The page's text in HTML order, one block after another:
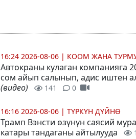
16:24 2026-08-06 | КООМ ЖАНА
Автокраны кулаган компанияга
сом айып салынып, адис иштен
(видео)
141 0
16:16 2026-08-06 | ТҮРКҮН ДҮЙНӨ
Трамп Вэнсти өзүнүн саясий
катары тандаганы айтылууда